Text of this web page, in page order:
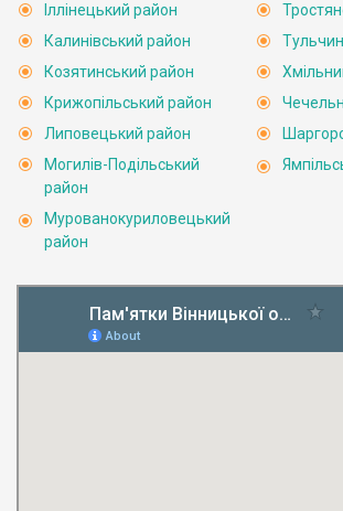
Іллінецький район
Калинівський район
Козятинський район
Крижопільський район
Липовецький район
Могилів-Подільський
район
Мурованокуриловецький
район